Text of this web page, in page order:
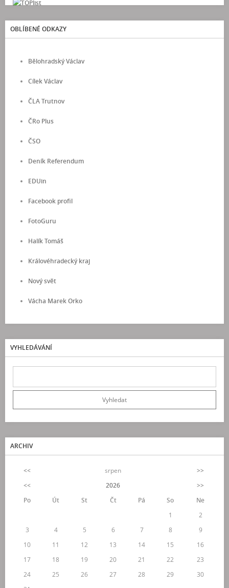
OBLÍBENÉ ODKAZY
Bělohradský Václav
Cílek Václav
ČLA Trutnov
ČRo Plus
ČSO
Deník Referendum
EDUin
Facebook profil
FotoGuru
Halík Tomáš
Královéhradecký kraj
Nový svět
Vácha Marek Orko
VYHLEDÁVÁNÍ
ARCHIV
<< srpen
>>
<<
2026
>>
Po
Út St Čt Pá So
Ne
1
2
3
4 5 6 7 8
9
10
11 12 13 14 15
16
17
18 19 20 21 22
23
24
25 26 27 28 29
30